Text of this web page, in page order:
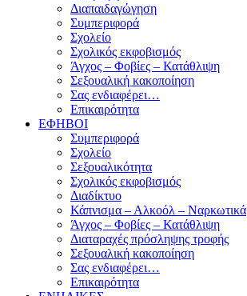
Διαπαιδαγώγηση
Συμπεριφορά
Σχολείο
Σχολικός εκφοβισμός
Άγχος – Φοβίες – Κατάθλιψη
Σεξουαλική κακοποίηση
Σας ενδιαφέρει…
Επικαιρότητα
ΕΦΗΒΟΙ
Συμπεριφορά
Σχολείο
Σεξουαλικότητα
Σχολικός εκφοβισμός
Διαδίκτυο
Κάπνισμα – Αλκοόλ – Ναρκωτικά
Άγχος – Φοβίες – Κατάθλιψη
Διαταραχές πρόσληψης τροφής
Σεξουαλική κακοποίηση
Σας ενδιαφέρει…
Επικαιρότητα